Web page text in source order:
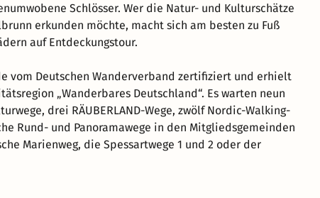
Schlösser. Wer die Natur- und Kulturschätze
erkunden möchte, macht sich am besten zu Fuß
auf Entdeckungstour.
vom Deutschen Wanderverband zertifiziert und erhielt
„Wanderbares Deutschland“. Es warten neun
drei RÄUBERLAND-Wege, zwölf Nordic-Walking-
Rund- und Panoramawege in den Mitgliedsgemeinden
Marienweg, die Spessartwege 1 und 2 oder der